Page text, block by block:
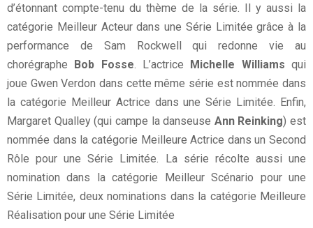
d’étonnant compte-tenu du thème de la série. Il y aussi la
catégorie Meilleur Acteur dans une Série Limitée grâce à la
performance de Sam Rockwell qui redonne vie au
chorégraphe Bob Fosse. L’actrice Michelle Williams qui
joue Gwen Verdon dans cette même série est nommée dans
la catégorie Meilleur Actrice dans une Série Limitée. Enfin,
Margaret Qualley (qui campe la danseuse Ann Reinking) est
nommée dans la catégorie Meilleure Actrice dans un Second
Rôle pour une Série Limitée. La série récolte aussi une
nomination dans la catégorie Meilleur Scénario pour une
Série Limitée, deux nominations dans la catégorie Meilleure
Réalisation pour une Série Limitée